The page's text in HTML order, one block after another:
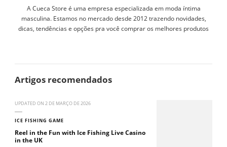
A Cueca Store é uma empresa especializada em moda íntima
masculina. Estamos no mercado desde 2012 trazendo novidades,
dicas, tendências e opções pra você comprar os melhores produtos
Artigos recomendados
UPDATED ON 2 DE MARÇO DE 2026
ICE FISHING GAME
Reel in the Fun with Ice Fishing Live Casino
in the UK